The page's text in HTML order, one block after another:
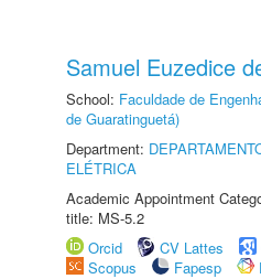
Samuel Euzedice
School: Faculdade de
de Guaratinguetá)
Department:
ELÉTRICA
Academic Appointment
title: MS-5.2
Orcid
CV Lattes
Scopus
Fapesp